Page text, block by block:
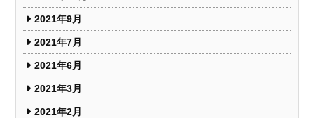
2021年9月
2021年7月
2021年6月
2021年3月
2021年2月